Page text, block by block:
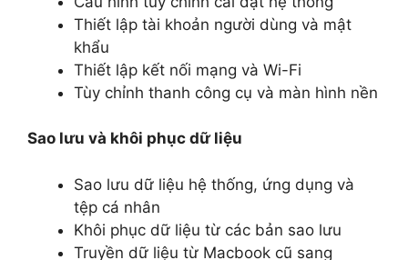
Thiết lập tài khoản người dùng và mật
khẩu
Thiết lập kết nối mạng và Wi-Fi
Tùy chỉnh thanh công cụ và màn hình nền
Sao lưu và khôi phục dữ liệu
Sao lưu dữ liệu hệ thống, ứng dụng và
tệp cá nhân
Khôi phục dữ liệu từ các bản sao lưu
Truyền dữ liệu từ Macbook cũ sang